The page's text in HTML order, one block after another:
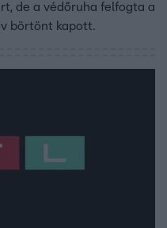
de a védőruha felfogta a
börtönt kapott.